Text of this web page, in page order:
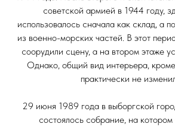
советской армией в 1944 году,
использовалось сначала как склад, а
из военно-морских частей. В этот
соорудили сцену, а на втором этаже
Однако, общий вид интерьера,
практически не
29 июня 1989 года в выборгской
состоялось собрание, на